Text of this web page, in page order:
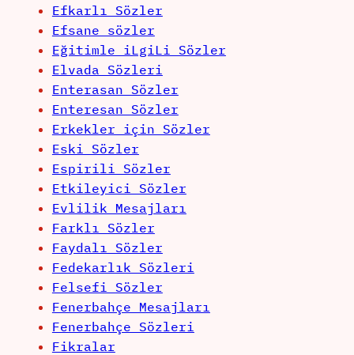
Efkarlı Sözler
Efsane sözler
Eğitimle iLgiLi Sözler
Elvada Sözleri
Enterasan Sözler
Enteresan Sözler
Erkekler için Sözler
Eski Sözler
Espirili Sözler
Etkileyici Sözler
Evlilik Mesajları
Farklı Sözler
Faydalı Sözler
Fedekarlık Sözleri
Felsefi Sözler
Fenerbahçe Mesajları
Fenerbahçe Sözleri
Fikralar